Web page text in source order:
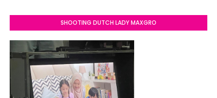
SHOOTING DUTCH LADY MAXGRO